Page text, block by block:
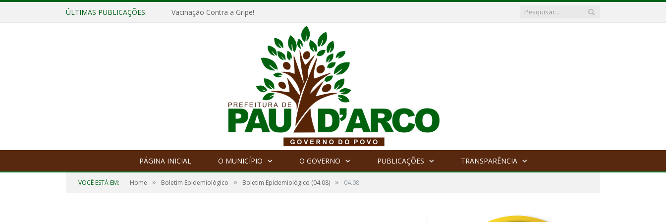
ÚLTIMAS PUBLICAÇÕES: Vacinação Contra a Gripe!
PÁGINA INICIAL O MUNICÍPIO O GOVERNO PUBLICAÇÕES TRANSPARÊNCIA
VOCÊ ESTÁ EM: Home » Boletim Epidemiológico » Boletim Epidemiológico (04.08) » 04.08